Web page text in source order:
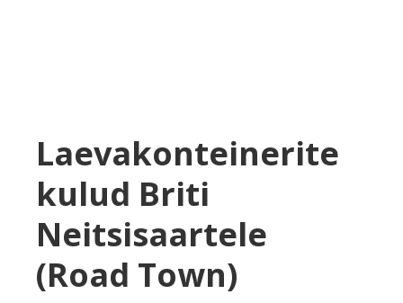
Laevakonteinerite
kulud Briti
Neitsisaartele
(Road Town)